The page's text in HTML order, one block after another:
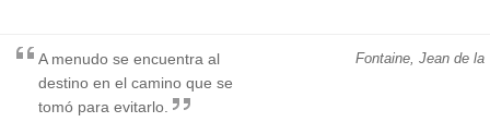
Fontaine, Jean de la
A menudo se encuentra al
destino en el camino que se
tomó para evitarlo.